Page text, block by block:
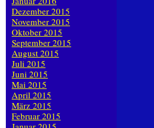
Dezember 2015
November 2015
Oktober 2015
September 2015
August 2015
Juli 2015
Juni 2015
Mai 2015
April 2015
März 2015
Februar 2015